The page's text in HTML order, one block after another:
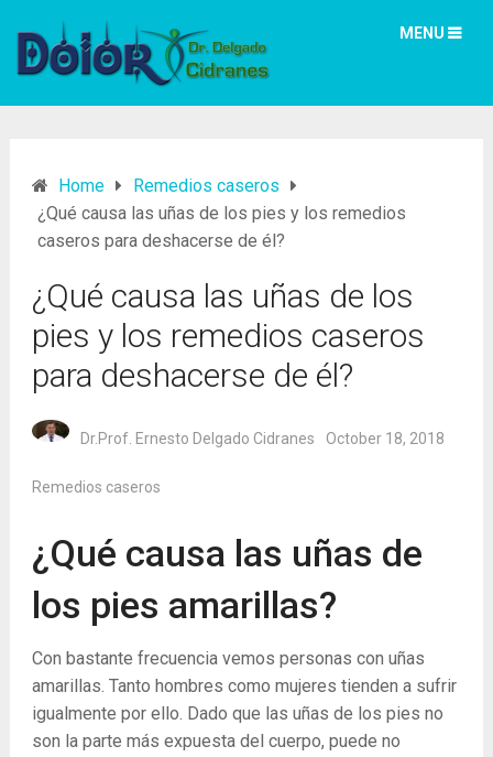
MENU
Home
Remedios caseros
¿Qué causa las uñas de los pies y los remedios
caseros para deshacerse de él?
¿Qué causa las uñas de los
pies y los remedios caseros
para deshacerse de él?
Dr.Prof. Ernesto Delgado Cidranes October 18, 2018
Remedios caseros
¿Qué causa las uñas de
los pies amarillas?
Con bastante frecuencia vemos personas con uñas
amarillas. Tanto hombres como mujeres tienden a sufrir
igualmente por ello. Dado que las uñas de los pies no
son la parte más expuesta del cuerpo, puede no